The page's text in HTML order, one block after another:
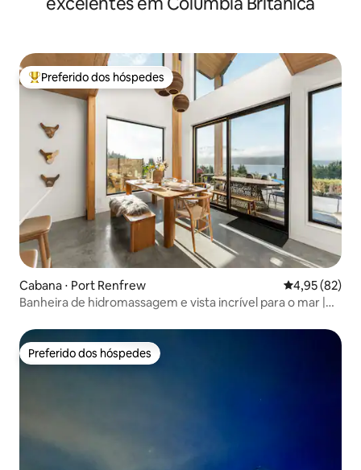
Entre os melhores preferidos dos hóspedes
Preferido dos hóspedes
Cabana ⋅ Port Renfrew 4,95 de uma
4,95 (82)
Banheira de hidromassagem e vista incrível para o mar |
Preferido dos hóspedes
Preferido dos hóspedes